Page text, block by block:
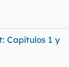
Capítulos 1 y